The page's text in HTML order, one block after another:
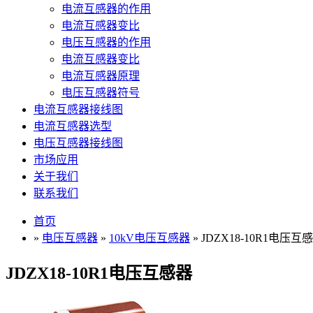
电流互感器的作用
电流互感器变比
电压互感器的作用
电流互感器变比
电流互感器原理
电压互感器符号
电流互感器接线图
电流互感器选型
电压互感器接线图
市场应用
关于我们
联系我们
首页
» 电压互感器 » 10kV电压互感器 » JDZX18-10R1电压互
JDZX18-10R1电压互感器